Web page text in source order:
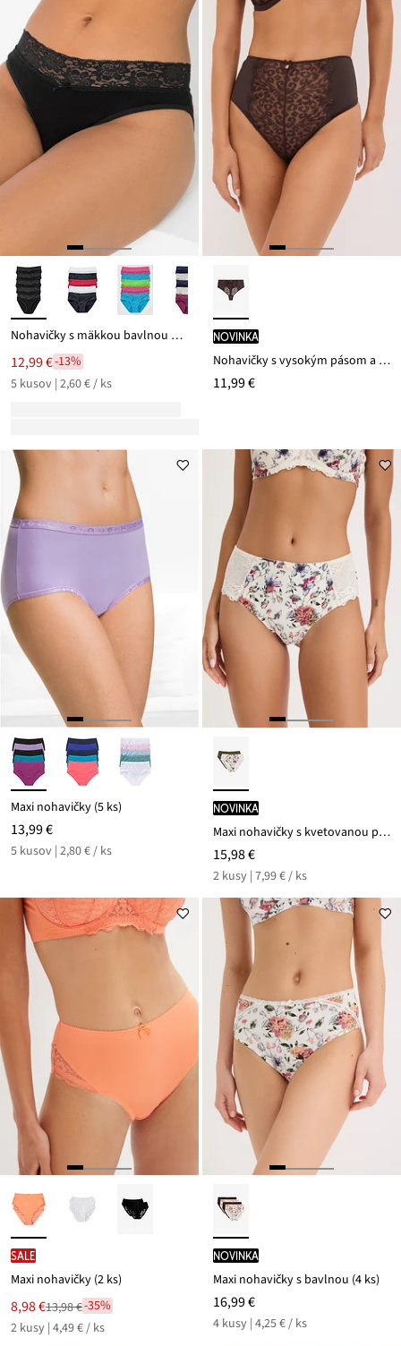
Nohavičky s mäkkou bavlnou a čipkou (5 ks)
12,99 €-13%
5 kusov | 2,60 € / ks
novinka
Nohavičky s vysokým pásom a výšivkou
11,99 €
Maxi nohavičky (5 ks)
13,99 €
5 kusov | 2,80 € / ks
novinka
Maxi nohavičky s kvetovanou potlačou (2 ks)
15,98 €
2 kusy | 7,99 € / ks
SALE
Maxi nohavičky (2 ks)
Nová
cena
je
8,98 €
Zľava
z
13,98 €-35%
2 kusy | 4,49 € / ks
novinka
Maxi nohavičky s bavlnou (4 ks)
16,99 €
4 kusy | 4,25 € / ks